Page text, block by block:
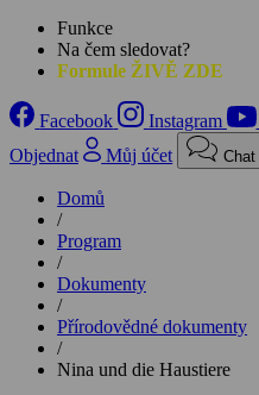
Funkce
Na čem sledovat?
Formule ŽIVĚ ZDE
Facebook Instagram
Objednat
Můj účet Chat
Domů
/
Program
/
Dokumenty
/
Přírodovědné dokumenty
/
Nina und die Haustiere